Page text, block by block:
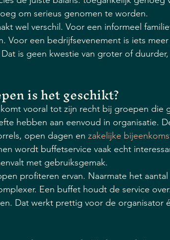
om serieus genomen te worden.
wel verschil. Voor een informeel
Voor een bedrijfsevenement is iets
is geen kwestie van groter of duurder,
is het geschikt?
vooral tot zijn recht bij groepen die
hebben aan eenvoud in organisatie.
open dagen en zakelijke
wordt buffetservice vaak echt
met gebruiksgemak.
profiteren ervan. Naarmate het
Een buffet houdt de service
Dat werkt prettig voor de organisator